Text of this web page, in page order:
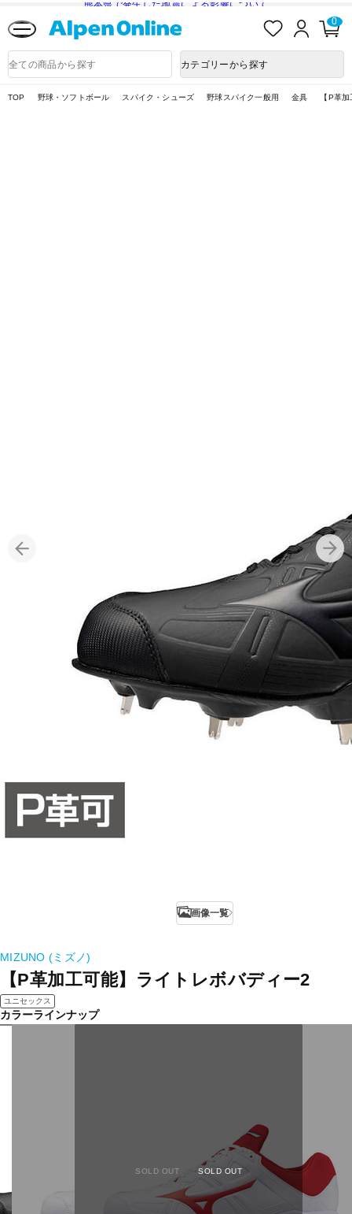
熊本県で発生した地震による影響について
入
ロ
ン
0
品
検
カテゴリーから探す
TOP 野球・ソフトボール スパイク・シューズ 野球スパイク一般用 金具 【P革
画像一覧
MIZUNO (ミズノ)
【P革加工可能】ライトレボバディー2
ユニセックス
カラーラインナップ
SOLD OUT SOLD OUT